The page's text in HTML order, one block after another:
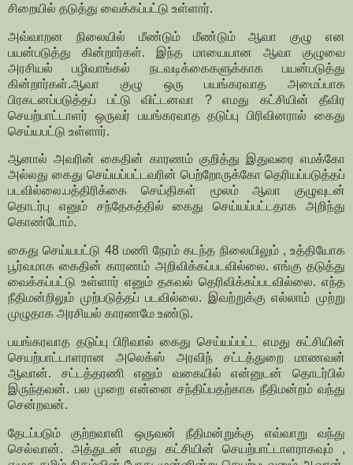
சிறையில் தடுத்து வைக்கப்பட்டு உள்ளார்.
அவ்வாறன நிலையில் மீண்டும் மீண்டும் ஆவா குழு என
பயன்படுத்து கின்றார்கள். இந்த மாயையான ஆவா குழுவை
அரசியல் பழிவாங்கல் நடவடிக்கைகளுக்காக பயன்படுத்து
கின்றார்கள்.ஆவா குழு ஒரு பயங்கரவாத அமைப்பாக
பிரகடனப்படுத்தப் பட்டு விட்டனவா ? எமது கட்சியின் தீவிர
செயற்பாட்டாளர் ஒருவர் பயங்கரவாத தடுப்பு பிரிவினரால் கைது
செய்யபட்டு உள்ளார்.
ஆனால் அவரின் கைதின் காரணம் குறித்து இதுவரை எமக்கோ
அல்லது கைது செய்யப்பட்டவரின் பெற்றோருக்கோ தெரியப்படுத்தப்
படவில்லை.பத்திரிக்கை செய்திகள் மூலம் ஆவா குழுவுடன்
தொடர்பு எனும் சந்தேகத்தில் கைது செய்யப்பட்டதாக அறிந்து
கொண்டோம்.
கைது செய்யபட்டு 48 மணி நேரம் கடந்த நிலையிலும் , உத்தியோக
பூர்வமாக கைதின் காரணம் அறிவிக்கப்படவில்லை. எங்கு தடுத்து
வைக்கப்பட்டு உள்ளார் எனும் தகவல் தெரிவிக்கப்படவில்லை. எந்த
நீதிமன்றிலும் முற்படுத்தப் படவில்லை. இவற்றுக்கு எல்லாம் முற்று
முழுதாக அரசியல் காரணமே உண்டு.
பயங்கரவாத தடுப்பு பிரிவால் கைது செய்யப்பட்ட எமது கட்சியின்
செயற்பாட்டாளரான அலெக்ஸ் அரவிந் சட்டத்துறை மாணவன்
ஆவான். சட்டத்தரணி எனும் வகையில் என்னுடன் தொடர்பில்
இருந்தவன். பல முறை என்னை சந்திப்பதற்காக நீதிமன்றம் வந்து
சென்றவன்.
தேடப்படும் குற்றவாளி ஒருவன் நீதிமன்றுக்கு எவ்வாறு வந்து
செல்வான். அத்துடன் எமது கட்சியின் செயற்பாட்டாளராகவும் ,